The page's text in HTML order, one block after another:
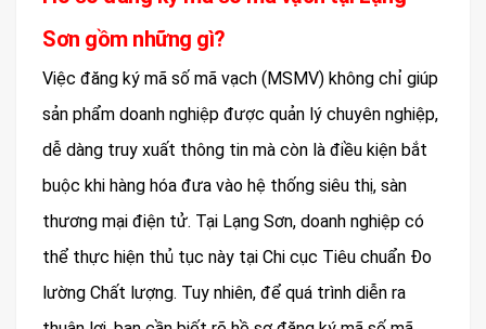
Sơn gồm những gì?
Việc đăng ký mã số mã vạch (MSMV) không chỉ giúp
sản phẩm doanh nghiệp được quản lý chuyên nghiệp,
dễ dàng truy xuất thông tin mà còn là điều kiện bắt
buộc khi hàng hóa đưa vào hệ thống siêu thị, sàn
thương mại điện tử. Tại Lạng Sơn, doanh nghiệp có
thể thực hiện thủ tục này tại Chi cục Tiêu chuẩn Đo
lường Chất lượng. Tuy nhiên, để quá trình diễn ra